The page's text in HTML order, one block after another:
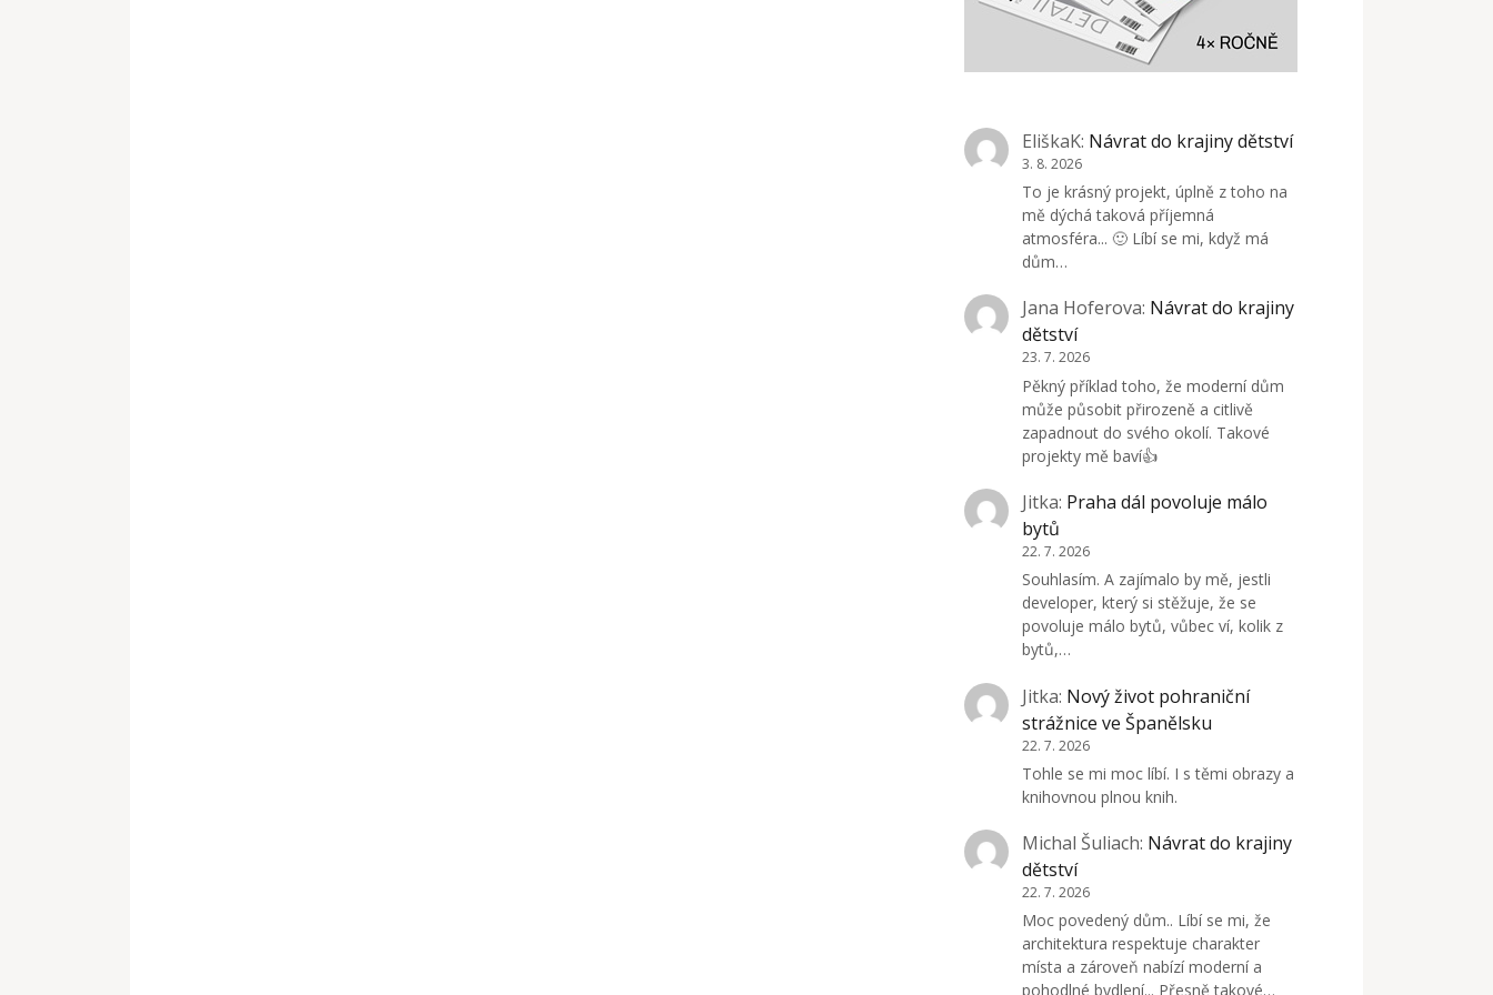
EliškaK: Návrat do krajiny dětství
3. 8. 2026
To je krásný projekt, úplně z toho na
mě dýchá taková příjemná
atmosféra... 🙂 Líbí se mi, když má
dům…
Jana Hoferova: Návrat do krajiny
dětství
23. 7. 2026
Pěkný příklad toho, že moderní dům
může působit přirozeně a citlivě
zapadnout do svého okolí. Takové
projekty mě baví👍
Jitka: Praha dál povoluje málo
bytů
22. 7. 2026
Souhlasím. A zajímalo by mě, jestli
developer, který si stěžuje, že se
povoluje málo bytů, vůbec ví, kolik z
bytů,…
Jitka: Nový život pohraniční
strážnice ve Španělsku
22. 7. 2026
Tohle se mi moc líbí. I s těmi obrazy a
knihovnou plnou knih.
Michal Šuliach: Návrat do krajiny
dětství
22. 7. 2026
Moc povedený dům.. Líbí se mi, že
architektura respektuje charakter
místa a zároveň nabízí moderní a
pohodlné bydlení... Přesně takové…